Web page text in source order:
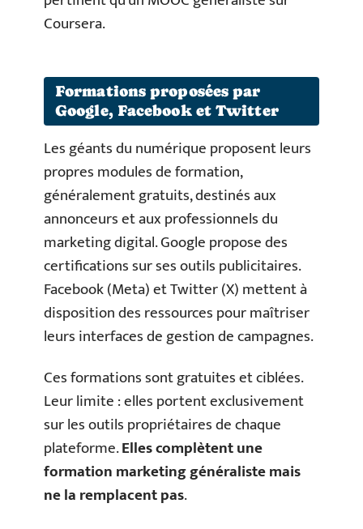
Coursera.
Formations proposées par
Google, Facebook et Twitter
Les géants du numérique proposent leurs
propres modules de formation,
généralement gratuits, destinés aux
annonceurs et aux professionnels du
marketing digital. Google propose des
certifications sur ses outils publicitaires.
Facebook (Meta) et Twitter (X) mettent à
disposition des ressources pour maîtriser
leurs interfaces de gestion de campagnes.
Ces formations sont gratuites et ciblées.
Leur limite : elles portent exclusivement
sur les outils propriétaires de chaque
plateforme.Elles complètent une
formation marketing généraliste mais
ne la remplacent pas.